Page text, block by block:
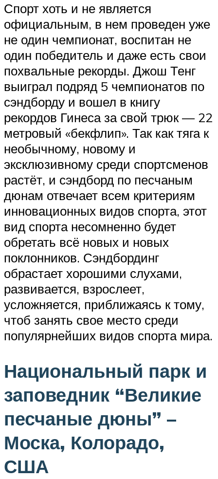
Спорт хоть и не является
официальным, в нем проведен уже
не один чемпионат, воспитан не
один победитель и даже есть свои
похвальные рекорды. Джош Тенг
выиграл подряд 5 чемпионатов по
сэндборду и вошел в книгу
рекордов Гинеса за свой трюк — 22
метровый «бекфлип». Так как тяга к
необычному, новому и
эксклюзивному среди спортсменов
растёт, и сэндборд по песчаным
дюнам отвечает всем критериям
инновационных видов спорта, этот
вид спорта несомненно будет
обретать всё новых и новых
поклонников. Сэндбординг
обрастает хорошими слухами,
развивается, взрослеет,
усложняется, приближаясь к тому,
чтоб занять свое место среди
популярнейших видов спорта мира.
Национальный парк и
заповедник “Великие
песчаные дюны” –
Моска, Колорадо,
США